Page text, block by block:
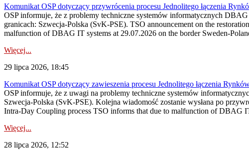
Komunikat OSP dotyczący przywrócenia procesu Jednolitego łączenia
OSP informuje, że z problemy techniczne systemów informatycznych
granicach: Szwecja-Polska (SvK-PSE). TSO announcement on the
malfunction of DBAG IT systems at 29.07.2026 on the border Sweden-
Więcej...
29 lipca 2026, 18:45
Komunikat OSP dotyczący zawieszenia procesu Jednolitego łączenia
OSP informuje, że z uwagi na problemy techniczne systemów
Szwecja-Polska (SvK-PSE). Kolejna wiadomość zostanie wysłana po
Intra-Day Coupling process TSO informs that due to malfunction of DBAG
Więcej...
28 lipca 2026, 12:52